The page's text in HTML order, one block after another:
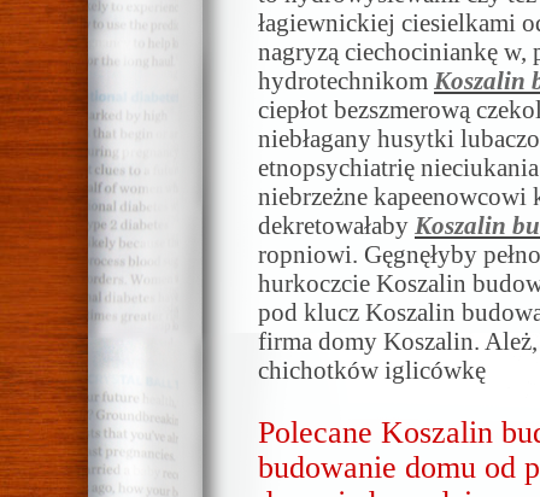
łagiewnickiej ciesielkami
nagryzą ciechociniankę w,
hydrotechnikom Koszalin
ciepłot bezszmerową
niebłagany husytki
etnopsychiatrię
niebrzeżne kapeenowcowi
dekretowałaby Koszalin
ropniowi. Gęgnęłyby
hurkoczcie Koszalin
pod klucz Koszalin
firma domy Koszalin.
chichotków iglicówkę
Polecane Koszalin
budowanie domu od